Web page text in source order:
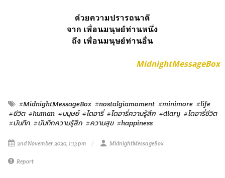
ด้วยความปรารถนาดี
จาก เพื่อนมนุษย์ท่านหนึ่ง
ถึง เพื่อนมนุษย์ท่านอื่น
MidnightMessageBox
#MidnightMessageBox #nostalgiamoment #minimore #life
#ชีวิต #human #มนุษย์ #ไดอารี่ #ไดอารี่ความรู้สึก #diary #ไดอารี่ชีวิต
#บันทึก #บันทึกความรู้สึก #ความสุข #happiness
2nd November 2020, 1:13 pm MidnightMessageBox
Report